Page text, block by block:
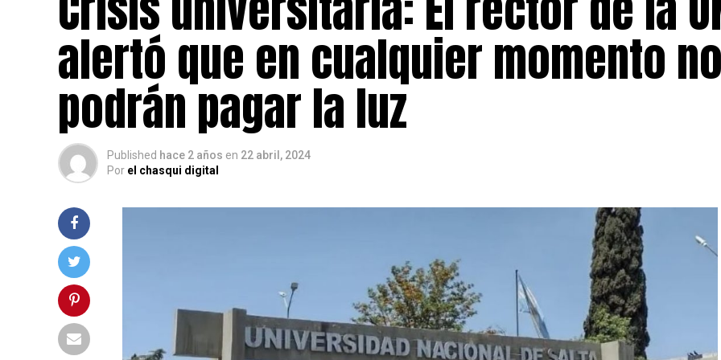
alertó que en cualquier momento no
podrán pagar la luz
Published hace 2 años en 22 abril, 2024
Por el chasqui digital